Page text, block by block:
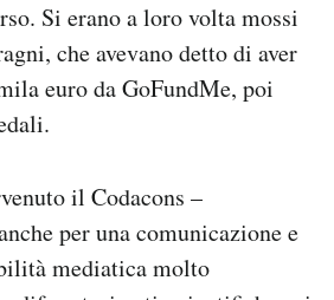
Si erano a loro volta mossi
che avevano detto di aver
euro da GoFundMe, poi
il Codacons –
per una comunicazione e
mediatica molto